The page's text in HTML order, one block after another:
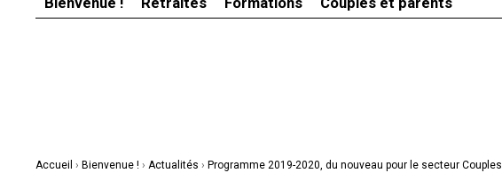
Accueil › Bienvenue ! › Actualités › Programme 2019-2020, du nouveau pour le secteur Couples